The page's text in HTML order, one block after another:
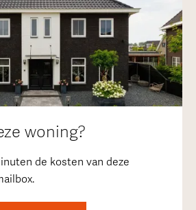
woning?
de kosten van deze